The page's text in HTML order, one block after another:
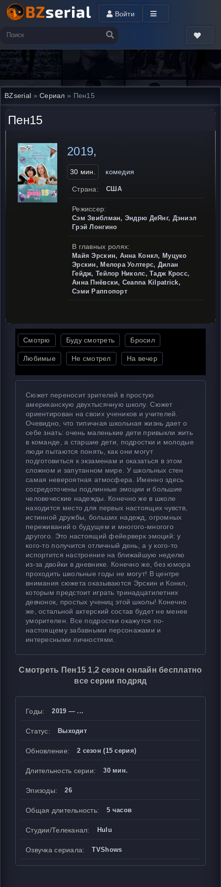
Войти
BZserial »Сериал » Пен15
Пен15
2019,
30 мин. комедия
Страна: США
Режиссер:
Сэм Звиблман, Эндрю ДеЯнг, Дэниэл
Грэй Лонгино
В главных ролях:
Майя Эрскин, Анна Конкл, Муцуко
Эрскин, Мелора Уолтерс, Дилан
Гейдж, Тейлор Николс, Тадж Кросс,
Анна Пнёвски, Ceanna Kilpatrick,
Сэми Раппопорт
Смотрю Буду смотреть Бросил
Любимые Не смотрел На вечер
Сюжет переносит зрителей в простую
американскую двухтысячную школу. Сюжет
ориентирован на своих учеников и учителей.
Очевидно, что типичная школьная жизнь дает о
себе знать: очень маленькие дети привыкли жить
в команде, а старшие дети, подростки и молодые
люди пытаются понять, как они могут
подготовиться к экзаменам и оказаться в этом
сложном и запутанном мире. У школьных стен
самая невероятная атмосфера. Именно здесь
сосредоточены подлинные эмоции и большие
человеческие надежды. Конечно же в школе
находится место для первых настоящих чувств,
истинной дружбы, больших надежд, огромных
переживаний о будущем и многого-многого
другого. Это настоящий фейерверк эмоций: у
кого-то получится отличный день, а у кого-то
испортится настроение на ближайшую неделю
из-за двойки в дневнике. Конечно же, без юмора
проходить школьные годы не могут! В центре
внимания сюжета оказываются Эрскин и Конкл,
которым предстоит играть тринадцатилетних
девчонок, простых учениц этой школы! Конечно
же, остальной актерский состав будет не менее
уморителен. Все подростки окажутся по-
настоящему забавными персонажами и
интересными личностями.
Смотреть Пен15 1,2 сезон онлайн бесплатно
все серии подряд
Годы: 2019 — ...
Статус: Выходит
Обновление: 2 сезон (15 серия)
Длительность серии: 30 мин.
Эпизоды: 26
Общая длительность: 5 часов
Студии/Телеканал: Hulu
Озвучка сериала: TVShows